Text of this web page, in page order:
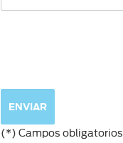
(*) Campos obligatorios